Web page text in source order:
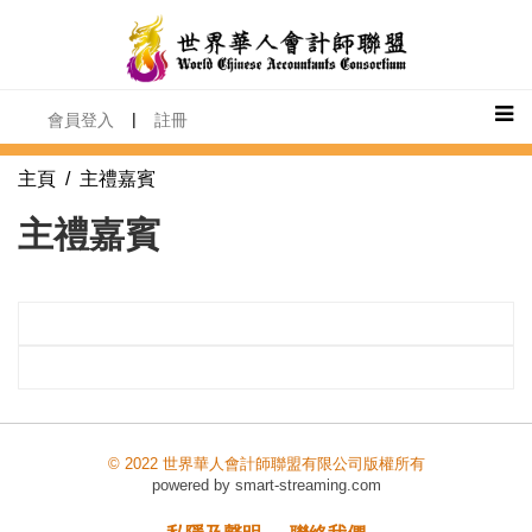
會員登入 | 註冊
主頁 / 主禮嘉賓
主禮嘉賓
© 2022 世界華人會計師聯盟有限公司版權所有
powered by smart-streaming.com